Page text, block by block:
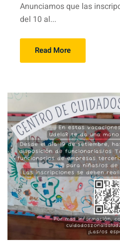
Anunciamos que las
del 10 al...
Read More